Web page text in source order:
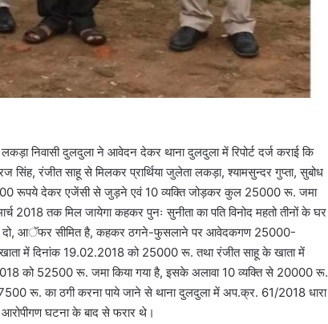
निवासी दुलदुला ने आवेदन देकर थाना दुलदुला में रिपोर्ट दर्ज कराई कि
सिंह, रंजीत साहू से मिलकर प्रार्थिया जुलेता लकड़ा, श्यामसुन्दर गुप्ता, सुबोध
रूपये देकर एजेंसी से जुड़ने एवं 10 व्यक्ति जोड़कर कुल 25000 रू. जमा
2018 तक मिल जायेगा कहकर पुनः सुनीता का पति विनोद महतो तीनों के घर
दो, आॅफर सीमित है, कहकर ठगने-फुसलाने पर आवेदकगण 25000-
में दिनांक 19.02.2018 को 25000 रू. तथा रंजीत साहू के खाता में
को 52500 रू. जमा किया गया है, इसके अलावा 10 व्यक्ति से 20000 रू.
रू. का ठगी करना पाये जाने से थाना दुलदुला में अप.क्र. 61/2018 धारा
आरोपीगण घटना के बाद से फरार थे।